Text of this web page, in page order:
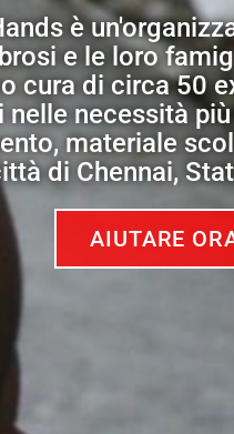
è
e le loro
cura di circa 50
nelle necessità
materiale
di Chennai,
AIUTARE